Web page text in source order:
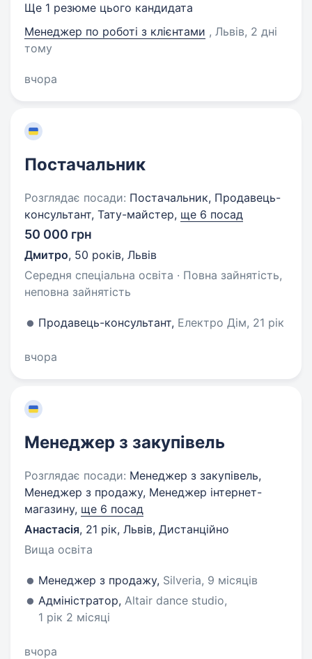
Ще 1 резюме цього кандидата
Менеджер по роботі з клієнтами , Львів, 2 дні
тому
вчора
Постачальник
Розглядає посади: Постачальник, Продавець-
консультант, Тату-майстер, ще 6 посад
50 000 грн
Дмитро, 50 років, Львів
Середня спеціальна освіта · Повна зайнятість,
неповна зайнятість
Продавець-консультант, Електро Дім, 21 рік
вчора
Менеджер з закупівель
Розглядає посади: Менеджер з закупівель,
Менеджер з продажу, Менеджер інтернет-
магазину, ще 6 посад
Анастасія, 21 рік, Львів, Дистанційно
Вища освіта
Менеджер з продажу, Silveria, 9 місяців
Адміністратор, Altair dance studio,
1 рік 2 місяці
вчора